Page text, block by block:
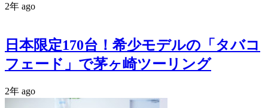
2年 ago
日本限定170台！希少モデルの「タバコ
フェード」で茅ヶ崎ツーリング
2年 ago